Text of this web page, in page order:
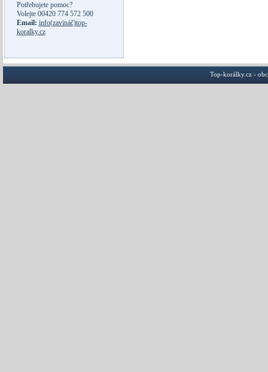
Potřebujete pomoc?
Volejte 00420 774 572 500
Email: info(zavináč)top-
koralky.cz
Top-korálky.cz -